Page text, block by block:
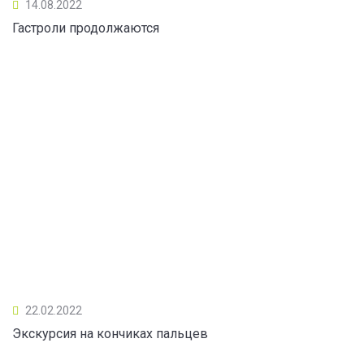
14.08.2022
Гастроли продолжаются
22.02.2022
Экскурсия на кончиках пальцев